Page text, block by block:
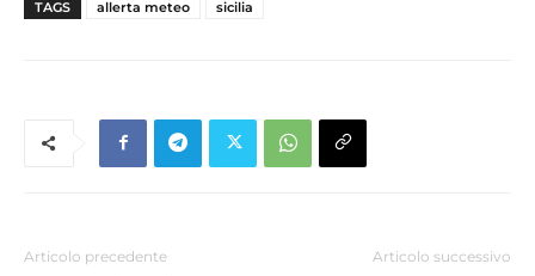
TAGS allerta meteo sicilia
Articolo precedente Articolo successivo